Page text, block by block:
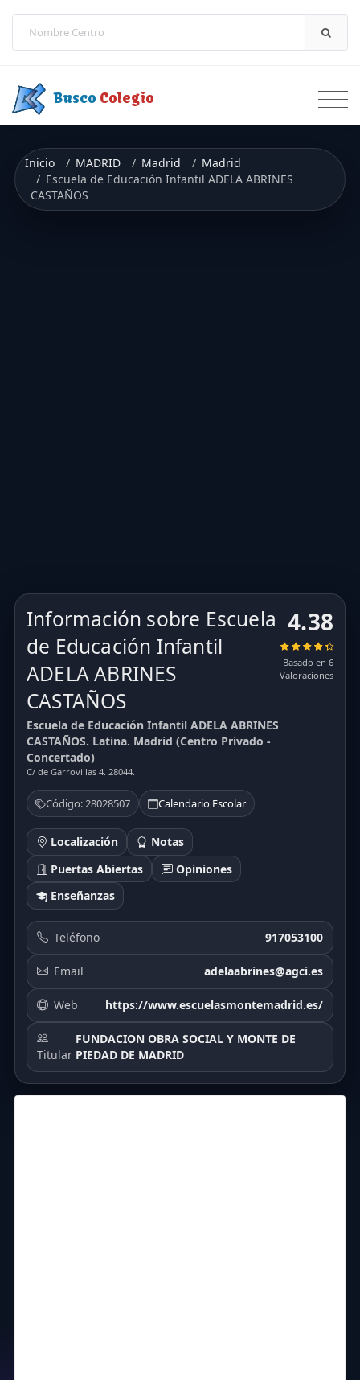
Busco Colegio
Inicio MADRID Madrid
Madrid
Escuela de Educación Infantil ADELA ABRINES
CASTAÑOS
Información sobre Escuela
de Educación Infantil
ADELA ABRINES
CASTAÑOS
Escuela de Educación Infantil ADELA ABRINES
CASTAÑOS. Latina. Madrid (Centro Privado -
Concertado)
C/ de Garrovillas 4. 28044.
Código: 28028507 Calendario Escolar
Localización
Notas
Puertas Abiertas
Opiniones
Enseñanzas
4.38
Basado en 6
Valoraciones
Teléfono 917053100
Email adelaabrines@agci.es
Web https://www.escuelasmontemadrid.es/
Titular
FUNDACION OBRA SOCIAL Y MONTE DE
PIEDAD DE MADRID